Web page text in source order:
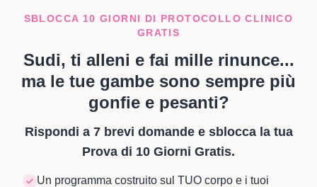
SBLOCCA 10 GIORNI DI PROTOCOLLO CLINICO
GRATIS
Sudi, ti alleni e fai mille rinunce...
ma le tue gambe sono sempre più
gonfie e pesanti?
Rispondi a 7 brevi domande e sblocca la tua
Prova di 10 Giorni Gratis.
Un programma costruito sul TUO corpo e i tuoi